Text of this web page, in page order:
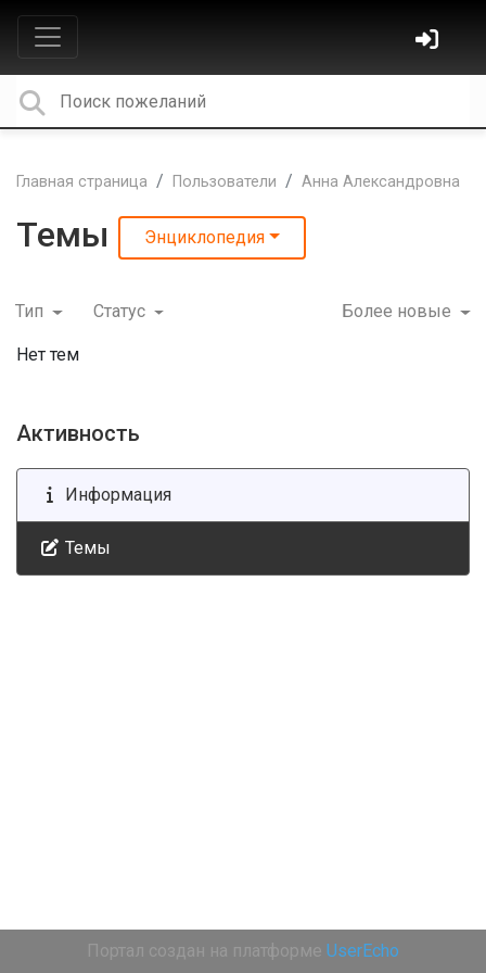
Главная страница Пользователи Анна Александровна
Темы Энциклопедия
Тип Статус Более новые
Нет тем
Активность
Информация
Темы
Портал создан на платформе UserEcho